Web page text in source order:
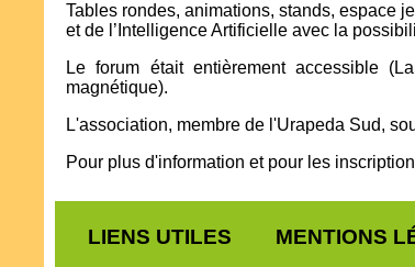
Tables rondes, animations, stands, espace
et de l’Intelligence Artificielle avec la
Le forum était entièrement accessible
magnétique).
L'association, membre de l'Urapeda Sud,
Pour plus d'information et pour les
LIENS UTILES MENTIONS